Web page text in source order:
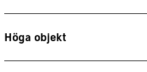
Höga objekt